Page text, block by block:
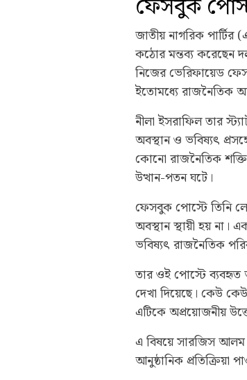
ফেসবুক
জাতীয় নাগরিক
কঠোর মন্তব্য করেছেন
নিজের ভেরিফায়েড
ইতোমধ্যে রাজনৈতিক
নীলা ইসরাফিল তার
অবস্থান ও ভবিষ্যৎ
কোনো রাজনৈতিক শক্তি
উত্থান-পতন ঘটে।
ফেসবুক পোস্টে তিনি
অবস্থান স্থায়ী হয় না।
ভবিষ্যৎ রাজনৈতিক
তার ওই পোস্টে ব্যবহৃত
দেখা দিয়েছে। কেউ
এটিকে অপ্রয়োজনীয়
এ বিষয়ে সারজিস আলম
আনুষ্ঠানিক প্রতিক্রিয়া